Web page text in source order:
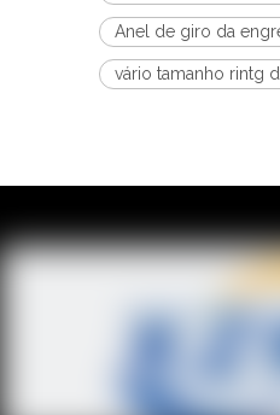
Anel de giro da
vário tamanho rintg